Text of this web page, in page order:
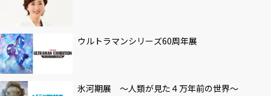
ウルトラマンシリーズ60周年展
氷河期展 ～人類が見た４万年前の世界～